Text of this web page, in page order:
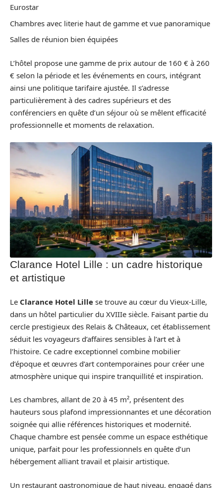
Eurostar
Chambres avec literie haut de gamme et vue panoramique
Salles de réunion bien équipées
L’hôtel propose une gamme de prix autour de 160 € à 260
€ selon la période et les événements en cours, intégrant
ainsi une politique tarifaire ajustée. Il s’adresse
particulièrement à des cadres supérieurs et des
conférenciers en quête d’un séjour où se mêlent efficacité
professionnelle et moments de relaxation.
Clarance Hotel Lille : un cadre historique
et artistique
Le Clarance Hotel Lille se trouve au cœur du Vieux-Lille,
dans un hôtel particulier du XVIIIe siècle. Faisant partie du
cercle prestigieux des Relais & Châteaux, cet établissement
séduit les voyageurs d’affaires sensibles à l’art et à
l’histoire. Ce cadre exceptionnel combine mobilier
d’époque et œuvres d’art contemporaines pour créer une
atmosphère unique qui inspire tranquillité et inspiration.
Les chambres, allant de 20 à 45 m², présentent des
hauteurs sous plafond impressionnantes et une décoration
soignée qui allie références historiques et modernité.
Chaque chambre est pensée comme un espace esthétique
unique, parfait pour les professionnels en quête d’un
hébergement alliant travail et plaisir artistique.
Un restaurant gastronomique de haut niveau, engagé dans